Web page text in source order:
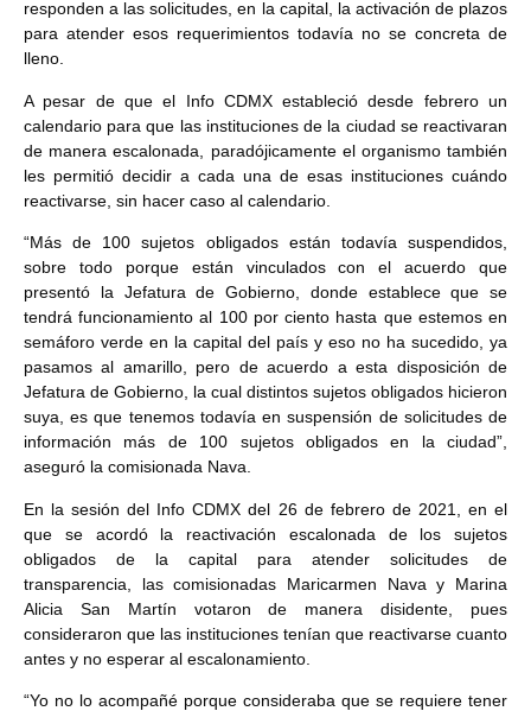
responden a las solicitudes, en la capital, la activación de plazos
para atender esos requerimientos todavía no se concreta de
lleno.
A pesar de que el Info CDMX estableció desde febrero un
calendario para que las instituciones de la ciudad se reactivaran
de manera escalonada, paradójicamente el organismo también
les permitió decidir a cada una de esas instituciones cuándo
reactivarse, sin hacer caso al calendario.
“Más de 100 sujetos obligados están todavía suspendidos,
sobre todo porque están vinculados con el acuerdo que
presentó la Jefatura de Gobierno, donde establece que se
tendrá funcionamiento al 100 por ciento hasta que estemos en
semáforo verde en la capital del país y eso no ha sucedido, ya
pasamos al amarillo, pero de acuerdo a esta disposición de
Jefatura de Gobierno, la cual distintos sujetos obligados hicieron
suya, es que tenemos todavía en suspensión de solicitudes de
información más de 100 sujetos obligados en la ciudad”,
aseguró la comisionada Nava.
En la sesión del Info CDMX del 26 de febrero de 2021, en el
que se acordó la reactivación escalonada de los sujetos
obligados de la capital para atender solicitudes de
transparencia, las comisionadas Maricarmen Nava y Marina
Alicia San Martín votaron de manera disidente, pues
consideraron que las instituciones tenían que reactivarse cuanto
antes y no esperar al escalonamiento.
“Yo no lo acompañé porque consideraba que se requiere tener